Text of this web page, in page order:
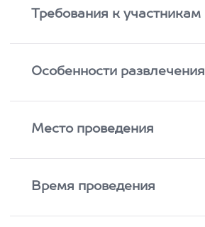
Требования к участникам
Особенности развлечения
Место проведения
Время проведения